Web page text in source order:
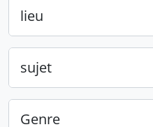
lieu
sujet
Genre